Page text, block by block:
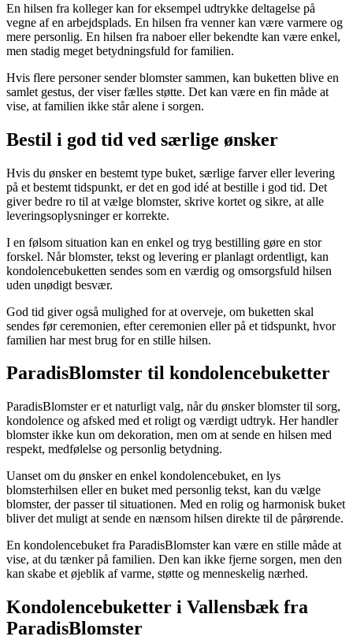
En hilsen fra kolleger kan for eksempel udtrykke deltagelse på
vegne af en arbejdsplads. En hilsen fra venner kan være varmere og
mere personlig. En hilsen fra naboer eller bekendte kan være enkel,
men stadig meget betydningsfuld for familien.
Hvis flere personer sender blomster sammen, kan buketten blive en
samlet gestus, der viser fælles støtte. Det kan være en fin måde at
vise, at familien ikke står alene i sorgen.
Bestil i god tid ved særlige ønsker
Hvis du ønsker en bestemt type buket, særlige farver eller levering
på et bestemt tidspunkt, er det en god idé at bestille i god tid. Det
giver bedre ro til at vælge blomster, skrive kortet og sikre, at alle
leveringsoplysninger er korrekte.
I en følsom situation kan en enkel og tryg bestilling gøre en stor
forskel. Når blomster, tekst og levering er planlagt ordentligt, kan
kondolencebuketten sendes som en værdig og omsorgsfuld hilsen
uden unødigt besvær.
God tid giver også mulighed for at overveje, om buketten skal
sendes før ceremonien, efter ceremonien eller på et tidspunkt, hvor
familien har mest brug for en stille hilsen.
ParadisBlomster til kondolencebuketter
ParadisBlomster er et naturligt valg, når du ønsker blomster til sorg,
kondolence og afsked med et roligt og værdigt udtryk. Her handler
blomster ikke kun om dekoration, men om at sende en hilsen med
respekt, medfølelse og personlig betydning.
Uanset om du ønsker en enkel kondolencebuket, en lys
blomsterhilsen eller en buket med personlig tekst, kan du vælge
blomster, der passer til situationen. Med en rolig og harmonisk buket
bliver det muligt at sende en nænsom hilsen direkte til de pårørende.
En kondolencebuket fra ParadisBlomster kan være en stille måde at
vise, at du tænker på familien. Den kan ikke fjerne sorgen, men den
kan skabe et øjeblik af varme, støtte og menneskelig nærhed.
Kondolencebuketter i Vallensbæk fra
ParadisBlomster